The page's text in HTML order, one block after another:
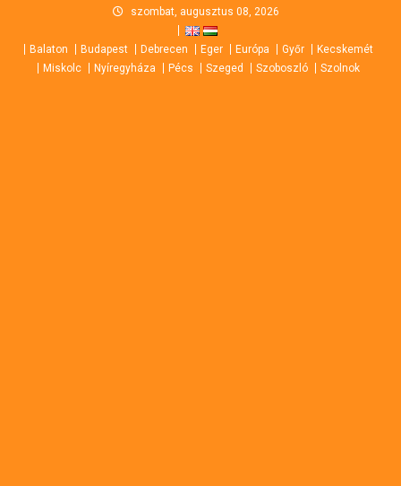
content
szombat, augusztus 08, 2026
Balaton Budapest Debrecen Eger Európa Győr
Kecskemét
Miskolc
Nyíregyháza Pécs Szeged Szoboszló Szolnok